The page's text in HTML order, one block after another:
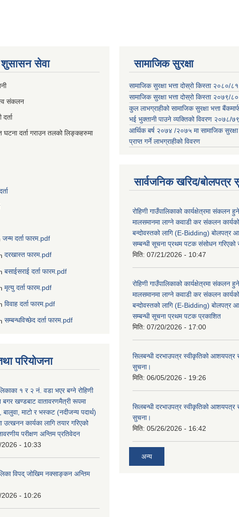
शुसासन सेवा
संकलन
घटना दर्ता गराउन तलको लिङ्कहरुमा
जन्म दर्ता फारम.pdf
दरखास्त फारम.pdf
बसाईसराई दर्ता फारम.pdf
मृत्यु दर्ता फारम.pdf
विवाह दर्ता फारम.pdf
सम्बन्धविच्छेद दर्ता फारम.pdf
परियोजना
१ र २ नं. वडा भएर बग्ने रोहिणी
बगर खण्डबाट वातावरणमैत्री रूपमा
बालुवा, माटो र भस्कट (नदीजन्य पदार्थ)
कार्यका लागि तयार गरिएको
परीक्षण अन्तिम प्रतिवेदन
- 10:33
विपद् जोखिम नक्साङ्कन अन्तिम
- 10:26
सामाजिक सुरक्षा
सामाजिक सुरक्षा भत्ता दोस्रो किस्ता २०८०/८१
सामाजिक सुरक्षा भत्ता दोस्रो किस्ता २०७९/८०
कुल लाभग्राहीको सामाजिक सुरक्षा भत्ता
भई भुक्तानी पाउने व्यक्तिको विवरण २०७८/७९
आर्थिक बर्ष २०७४ /२०७५ मा सामाजिक सुरक्षा
प्राप्त गर्ने लाभग्राहीको विवरण
सार्वजनिक खरिद/बोलपत्र
रोहिणी गाउँपालिकाको कार्यक्षेत्रमा संकलन
मालसमानमा लाग्ने कवाडी कर संकलन
बन्दोवस्तको लागि (E-Bidding) बोलपत्र
सम्बन्धी सूचना प्रथम पटक संसोधन गरिएको
मिति: 07/21/2026 - 10:47
रोहिणी गाउँपालिकाको कार्यक्षेत्रमा संकलन
मालसमानमा लाग्ने कवाडी कर संकलन
बन्दोवस्तको लागि (E-Bidding) बोलपत्र
सम्बन्धी सूचना प्रथम पटक प्रकाशित
मिति: 07/20/2026 - 17:00
सिलबन्धी दरभाउपत्र स्वीकृतिको आशयपत्र
सुचना।
मिति: 06/05/2026 - 19:26
सिलबन्धी दरभाउपत्र स्वीकृतिको आशयपत्र
सुचना।
मिति: 05/26/2026 - 16:42
अन्य